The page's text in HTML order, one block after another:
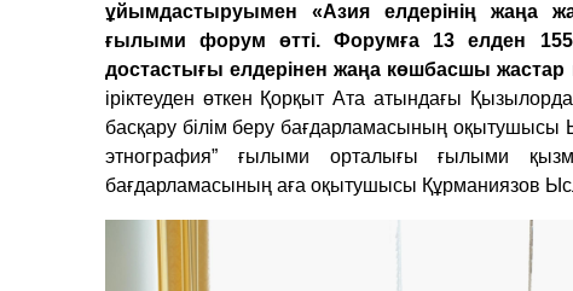
ұйымдастыруымен «Азия елдерінің жаңа
ғылыми форум өтті. Форумға 13 елден 155
достастығы елдерінен жаңа көшбасшы жастар
іріктеуден өткен Қорқыт Ата атындағы
басқару білім беру бағдарламасының
этнография” ғылыми орталығы ғылыми
бағдарламасының аға оқытушысы Құрманиязов